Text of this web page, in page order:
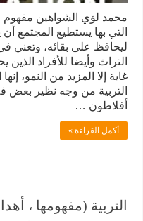
محمد لؤي الشواهين مفهوم
التي بها يستطيع المجتمع
ليحافظ على بقائه، وتعني
التراث وأيضا للأفراد
غاية إلا المزيد من النمو،
التربية من وجه نظير بعض
أفلاطون …
أكمل القراءة »
التربية (مفهومها ،